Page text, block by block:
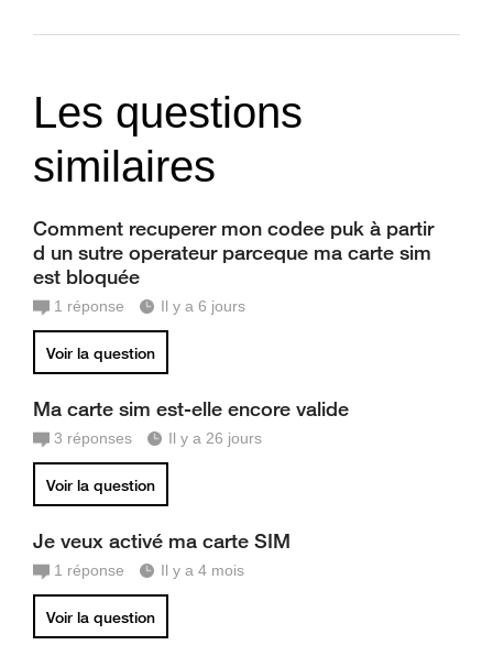
Les questions
similaires
Comment recuperer mon codee puk à partir
d un sutre operateur parceque ma carte sim
est bloquée
1 réponse Il y a 6 jours
Voir la question
Ma carte sim est-elle encore valide
3 réponses Il y a 26 jours
Voir la question
Je veux activé ma carte SIM
1 réponse Il y a 4 mois
Voir la question